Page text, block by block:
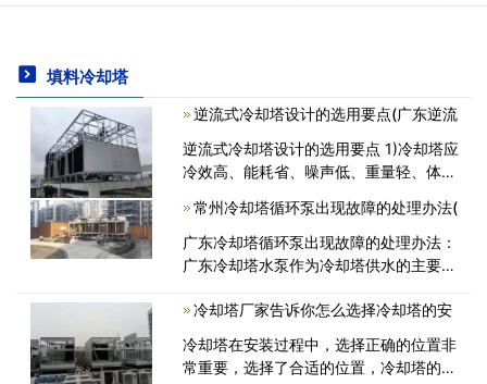
填料冷却塔
逆流式冷却塔设计的选用要点(广东逆流
逆流式冷却塔设计的选用要点 1)冷却塔应
冷效高、能耗省、噪声低、重量轻、体积
2)选用的成品冷却塔应符合《玻璃纤维增
强塑料冷却塔第2部分：大型玻<
常州冷却塔循环泵出现故障的处理办法(
广东冷却塔循环泵出现故障的处理办法：
广东冷却塔水泵作为冷却塔供水的主要设
的运行，下面像大家介绍一下冷却塔循环
水泵在日常使用中会出现的问题; 1<
冷却塔厂家告诉你怎么选择冷却塔的安
冷却塔在安装过程中，选择正确的位置非
常重要，选择了合适的位置，冷却塔的功